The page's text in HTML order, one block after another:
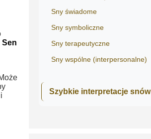
Sen
Sny świadome
Sny symboliczne
Sny terapeutyczne
Sny wspólne (interpersonalne)
Szybkie interpretacje snów